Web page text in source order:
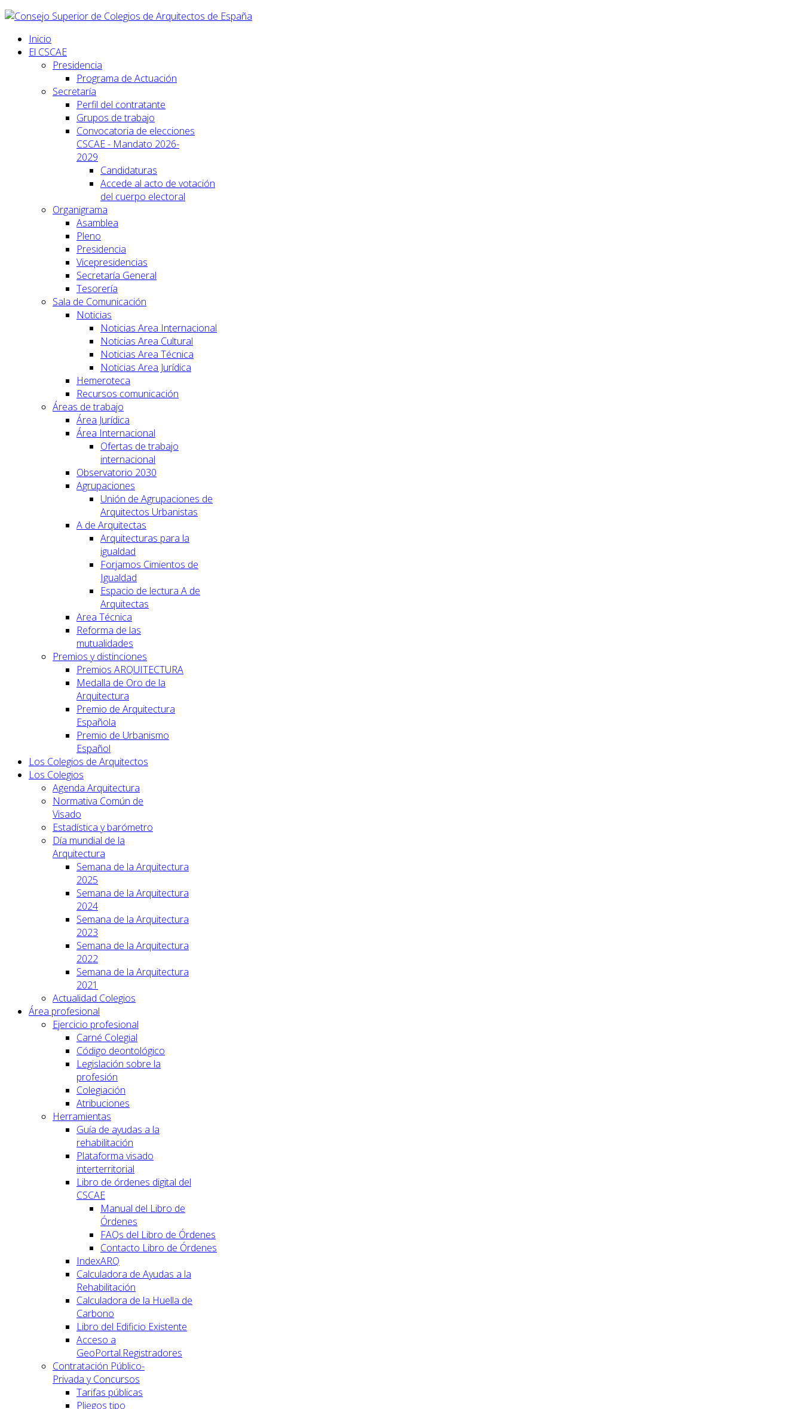
Inicio
El CSCAE
Presidencia
Programa de Actuación
Secretaría
Perfil del contratante
Grupos de trabajo
Convocatoria de elecciones
CSCAE - Mandato 2026-
2029
Candidaturas
Accede al acto de votación
del cuerpo electoral
Organigrama
Asamblea
Pleno
Presidencia
Vicepresidencias
Secretaría General
Tesorería
Sala de Comunicación
Noticias
Noticias Area Internacional
Noticias Area Cultural
Noticias Area Técnica
Noticias Area Jurídica
Hemeroteca
Recursos comunicación
Áreas de trabajo
Área Jurídica
Área Internacional
Ofertas de trabajo
internacional
Observatorio 2030
Agrupaciones
Unión de Agrupaciones de
Arquitectos Urbanistas
A de Arquitectas
Arquitecturas para la
igualdad
Forjamos Cimientos de
Igualdad
Espacio de lectura A de
Arquitectas
Area Técnica
Reforma de las
mutualidades
Premios y distinciones
Premios ARQUITECTURA
Medalla de Oro de la
Arquitectura
Premio de Arquitectura
Española
Premio de Urbanismo
Español
Los Colegios de Arquitectos
Los Colegios
Agenda Arquitectura
Normativa Común de
Visado
Estadística y barómetro
Día mundial de la
Arquitectura
Semana de la Arquitectura
2025
Semana de la Arquitectura
2024
Semana de la Arquitectura
2023
Semana de la Arquitectura
2022
Semana de la Arquitectura
2021
Actualidad Colegios
Área profesional
Ejercicio profesional
Carné Colegial
Código deontológico
Legislación sobre la
profesión
Colegiación
Atribuciones
Herramientas
Guía de ayudas a la
rehabilitación
Plataforma visado
interterritorial
Libro de órdenes digital del
CSCAE
Manual del Libro de
Órdenes
FAQs del Libro de Órdenes
Contacto Libro de Órdenes
IndexARQ
Calculadora de Ayudas a la
Rehabilitación
Calculadora de la Huella de
Carbono
Libro del Edificio Existente
Acceso a
GeoPortal.Registradores
Contratación Público-
Privada y Concursos
Tarifas públicas
Pliegos tipo